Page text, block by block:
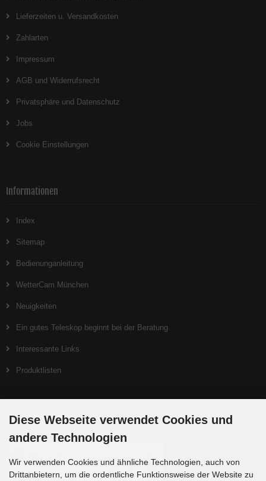
Lieferzeiten u. Versandkosten
Zahlarten
Impressum
AGB und Widerrufsrecht
Privatsphäre und Datenschutz
Jobs
Cookie Einstellungen
Informationen
Index
Sitemap
Bedienunganleitung
WetterCam München
Neuigkeiten
Ein gutes Teleskop beginnt bei der Beratung
Interessante Links
Produktlisten
Zahlungsmethoden
Diese Webseite verwendet Cookies und
andere Technologien
Wir verwenden Cookies und ähnliche Technologien, auch von
Drittanbietern, um die ordentliche Funktionsweise der Website zu